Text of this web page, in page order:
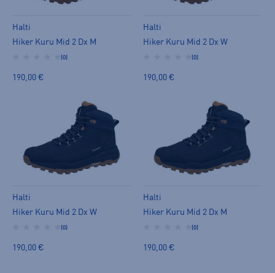
Halti
Hiker Kuru Mid 2 Dx M
(0)
190,00 €
Halti
Hiker Kuru Mid 2 Dx W
(0)
190,00 €
Halti
Hiker Kuru Mid 2 Dx W
(0)
190,00 €
Halti
Hiker Kuru Mid 2 Dx M
(0)
190,00 €